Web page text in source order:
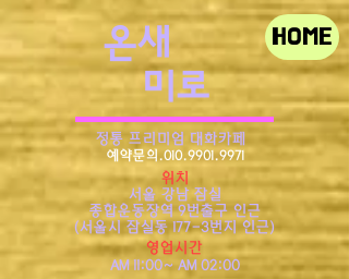
​온새
미로
HOME
정통 프리미엄 대화카페
예약문의.010.9901.9971
위치
서울 강남 잠실
종합운동장역 9번출구 인근
​(서울시 잠실동 177-3번지 인근)
영업시간
AM 11:00~ AM 02:00